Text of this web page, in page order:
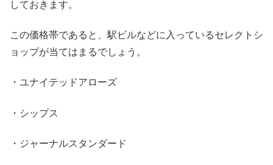
しておきます。
この価格帯であると、駅ビルなどに入っているセレクトシ
ョップが当てはまるでしょう。
・ユナイテッドアローズ
・シップス
・ジャーナルスタンダード